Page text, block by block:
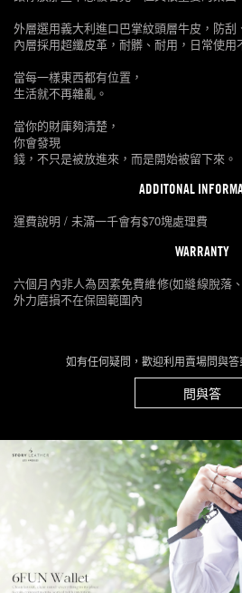
外層選用義大利進口巴掌紋頭層牛皮，防刮
內層採用超纖皮革，耐髒、耐用，日常使用
當每一樣東西都有位置，
生活就不再雜亂。
當你的財庫夠清楚，
你會發現
錢，不只是被放進來，而是開始被留下來。
ADDITONAL
運費說明 / 未滿一千會有$70塊處理費
WARRANTY
六個月內非人為因素免費維修(如縫線脫落
外力磨損不在保固範圍內
如有任何疑問，歡迎利用賣場問與
問與答